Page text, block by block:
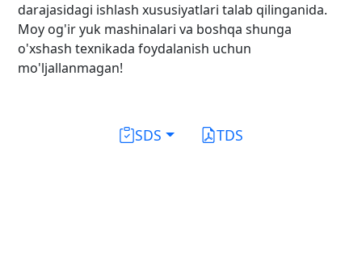
darajasidagi ishlash xususiyatlari talab qilinganida.
Moy og'ir yuk mashinalari va boshqa shunga
o'xshash texnikada foydalanish uchun
mo'ljallanmagan!
SDS TDS